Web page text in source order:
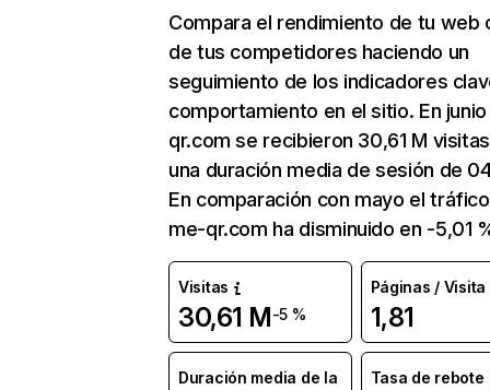
Compara el rendimiento de tu web
de tus competidores haciendo un
seguimiento de los indicadores
comportamiento en el sitio. En
qr.com se recibieron 30,61 M
una duración media de sesión de
En comparación con mayo el
me-qr.com ha disminuido en -5,01
Visitas
30,61 M-5 %
Páginas / Visita
1,81
Duración media de la
Tasa de rebote